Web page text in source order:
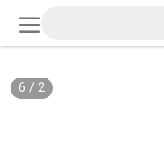
2
/
6